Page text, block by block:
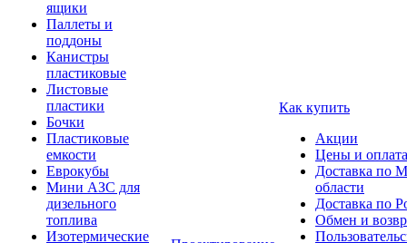
ящики
Паллеты и
поддоны
Канистры
пластиковые
Листовые
пластики
Бочки
Пластиковые
емкости
Еврокубы
Мини АЗС для
дизельного
топлива
Изотермические
Как купить
Акции
Цены и оплата
Доставка по
области
Доставка по
Обмен и